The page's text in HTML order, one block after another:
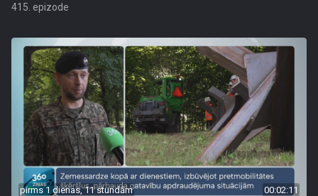
415. epizode
pirms 1 dienas, 11 stundām 00:02:11